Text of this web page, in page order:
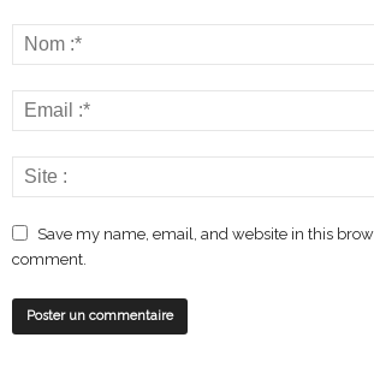
Save my name, email, and website in this
comment.